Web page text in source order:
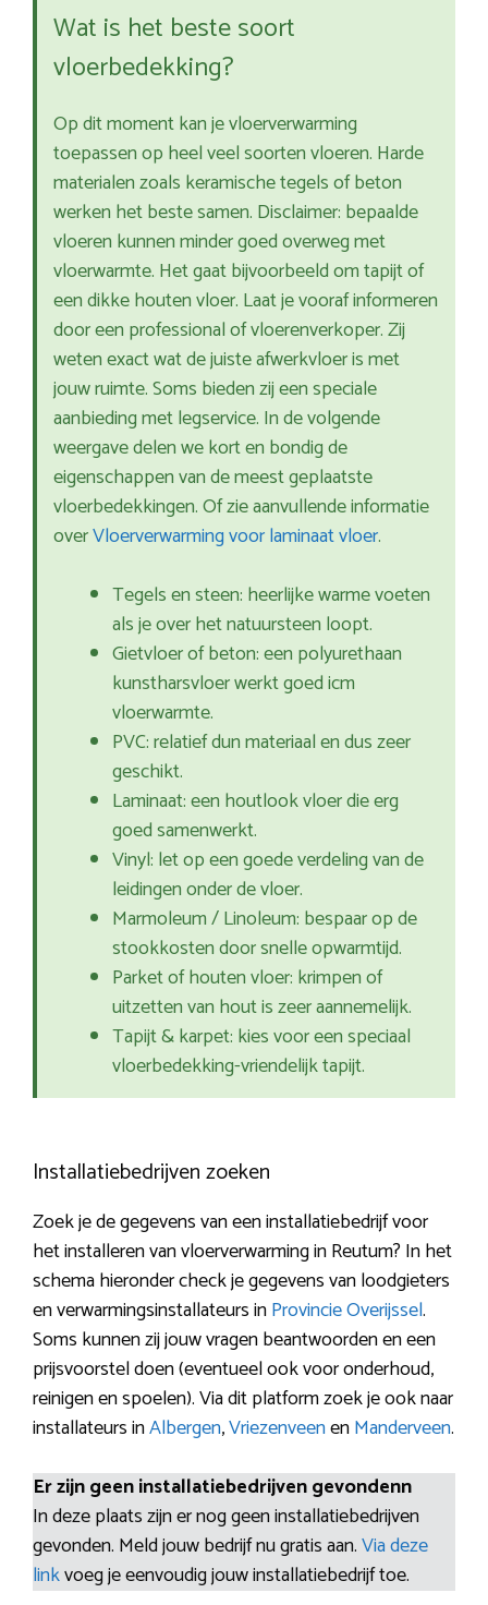
Wat is het beste soort
vloerbedekking?
Op dit moment kan je vloerverwarming
toepassen op heel veel soorten vloeren. Harde
materialen zoals keramische tegels of beton
werken het beste samen. Disclaimer: bepaalde
vloeren kunnen minder goed overweg met
vloerwarmte. Het gaat bijvoorbeeld om tapijt of
een dikke houten vloer. Laat je vooraf informeren
door een professional of vloerenverkoper. Zij
weten exact wat de juiste afwerkvloer is met
jouw ruimte. Soms bieden zij een speciale
aanbieding met legservice. In de volgende
weergave delen we kort en bondig de
eigenschappen van de meest geplaatste
vloerbedekkingen. Of zie aanvullende informatie
overVloerverwarming voor laminaat vloer.
Tegels en steen: heerlijke warme voeten
als je over het natuursteen loopt.
Gietvloer of beton: een polyurethaan
kunstharsvloer werkt goed icm
vloerwarmte.
PVC: relatief dun materiaal en dus zeer
geschikt.
Laminaat: een houtlook vloer die erg
goed samenwerkt.
Vinyl: let op een goede verdeling van de
leidingen onder de vloer.
Marmoleum / Linoleum: bespaar op de
stookkosten door snelle opwarmtijd.
Parket of houten vloer: krimpen of
uitzetten van hout is zeer aannemelijk.
Tapijt & karpet: kies voor een speciaal
vloerbedekking-vriendelijk tapijt.
Installatiebedrijven zoeken
Zoek je de gegevens van een installatiebedrijf voor
het installeren van vloerverwarming in Reutum? In het
schema hieronder check je gegevens van loodgieters
en verwarmingsinstallateurs inProvincie Overijssel.
Soms kunnen zij jouw vragen beantwoorden en een
prijsvoorstel doen (eventueel ook voor onderhoud,
reinigen en spoelen). Via dit platform zoek je ook naar
installateurs inAlbergen,VriezenveenenManderveen.
Er zijn geen installatiebedrijven gevondenn
In deze plaats zijn er nog geen installatiebedrijven
gevonden. Meld jouw bedrijf nu gratis aan.Via deze
linkvoeg je eenvoudig jouw installatiebedrijf toe.